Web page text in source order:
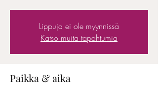
Lippuja ei ole myynnissä
Katso muita tapahtumia
Paikka & aika